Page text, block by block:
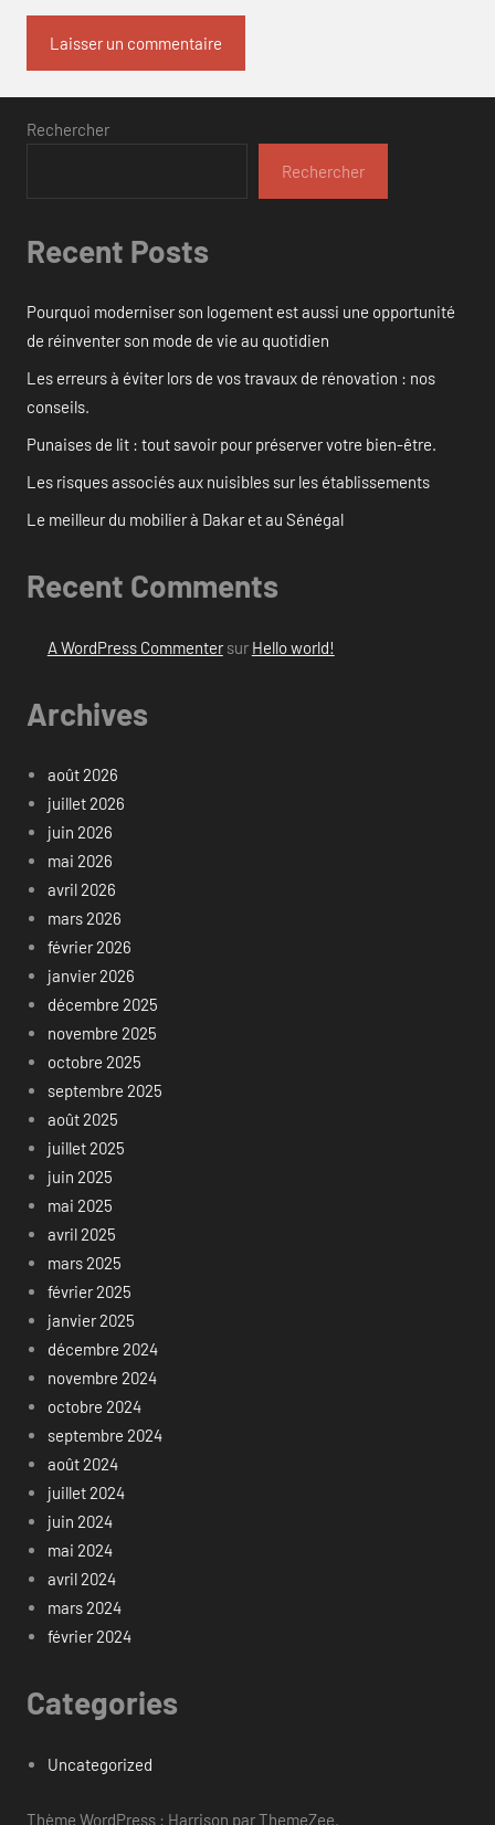
Rechercher
Rechercher
Recent Posts
Pourquoi moderniser son logement est aussi une opportunité
de réinventer son mode de vie au quotidien
Les erreurs à éviter lors de vos travaux de rénovation : nos
conseils.
Punaises de lit : tout savoir pour préserver votre bien-être.
Les risques associés aux nuisibles sur les établissements
Le meilleur du mobilier à Dakar et au Sénégal
Recent Comments
A WordPress Commentersur Hello world!
Archives
août 2026
juillet 2026
juin 2026
mai 2026
avril 2026
mars 2026
février 2026
janvier 2026
décembre 2025
novembre 2025
octobre 2025
septembre 2025
août 2025
juillet 2025
juin 2025
mai 2025
avril 2025
mars 2025
février 2025
janvier 2025
décembre 2024
novembre 2024
octobre 2024
septembre 2024
août 2024
juillet 2024
juin 2024
mai 2024
avril 2024
mars 2024
février 2024
Categories
Uncategorized
Thème WordPress : Harrison par ThemeZee.